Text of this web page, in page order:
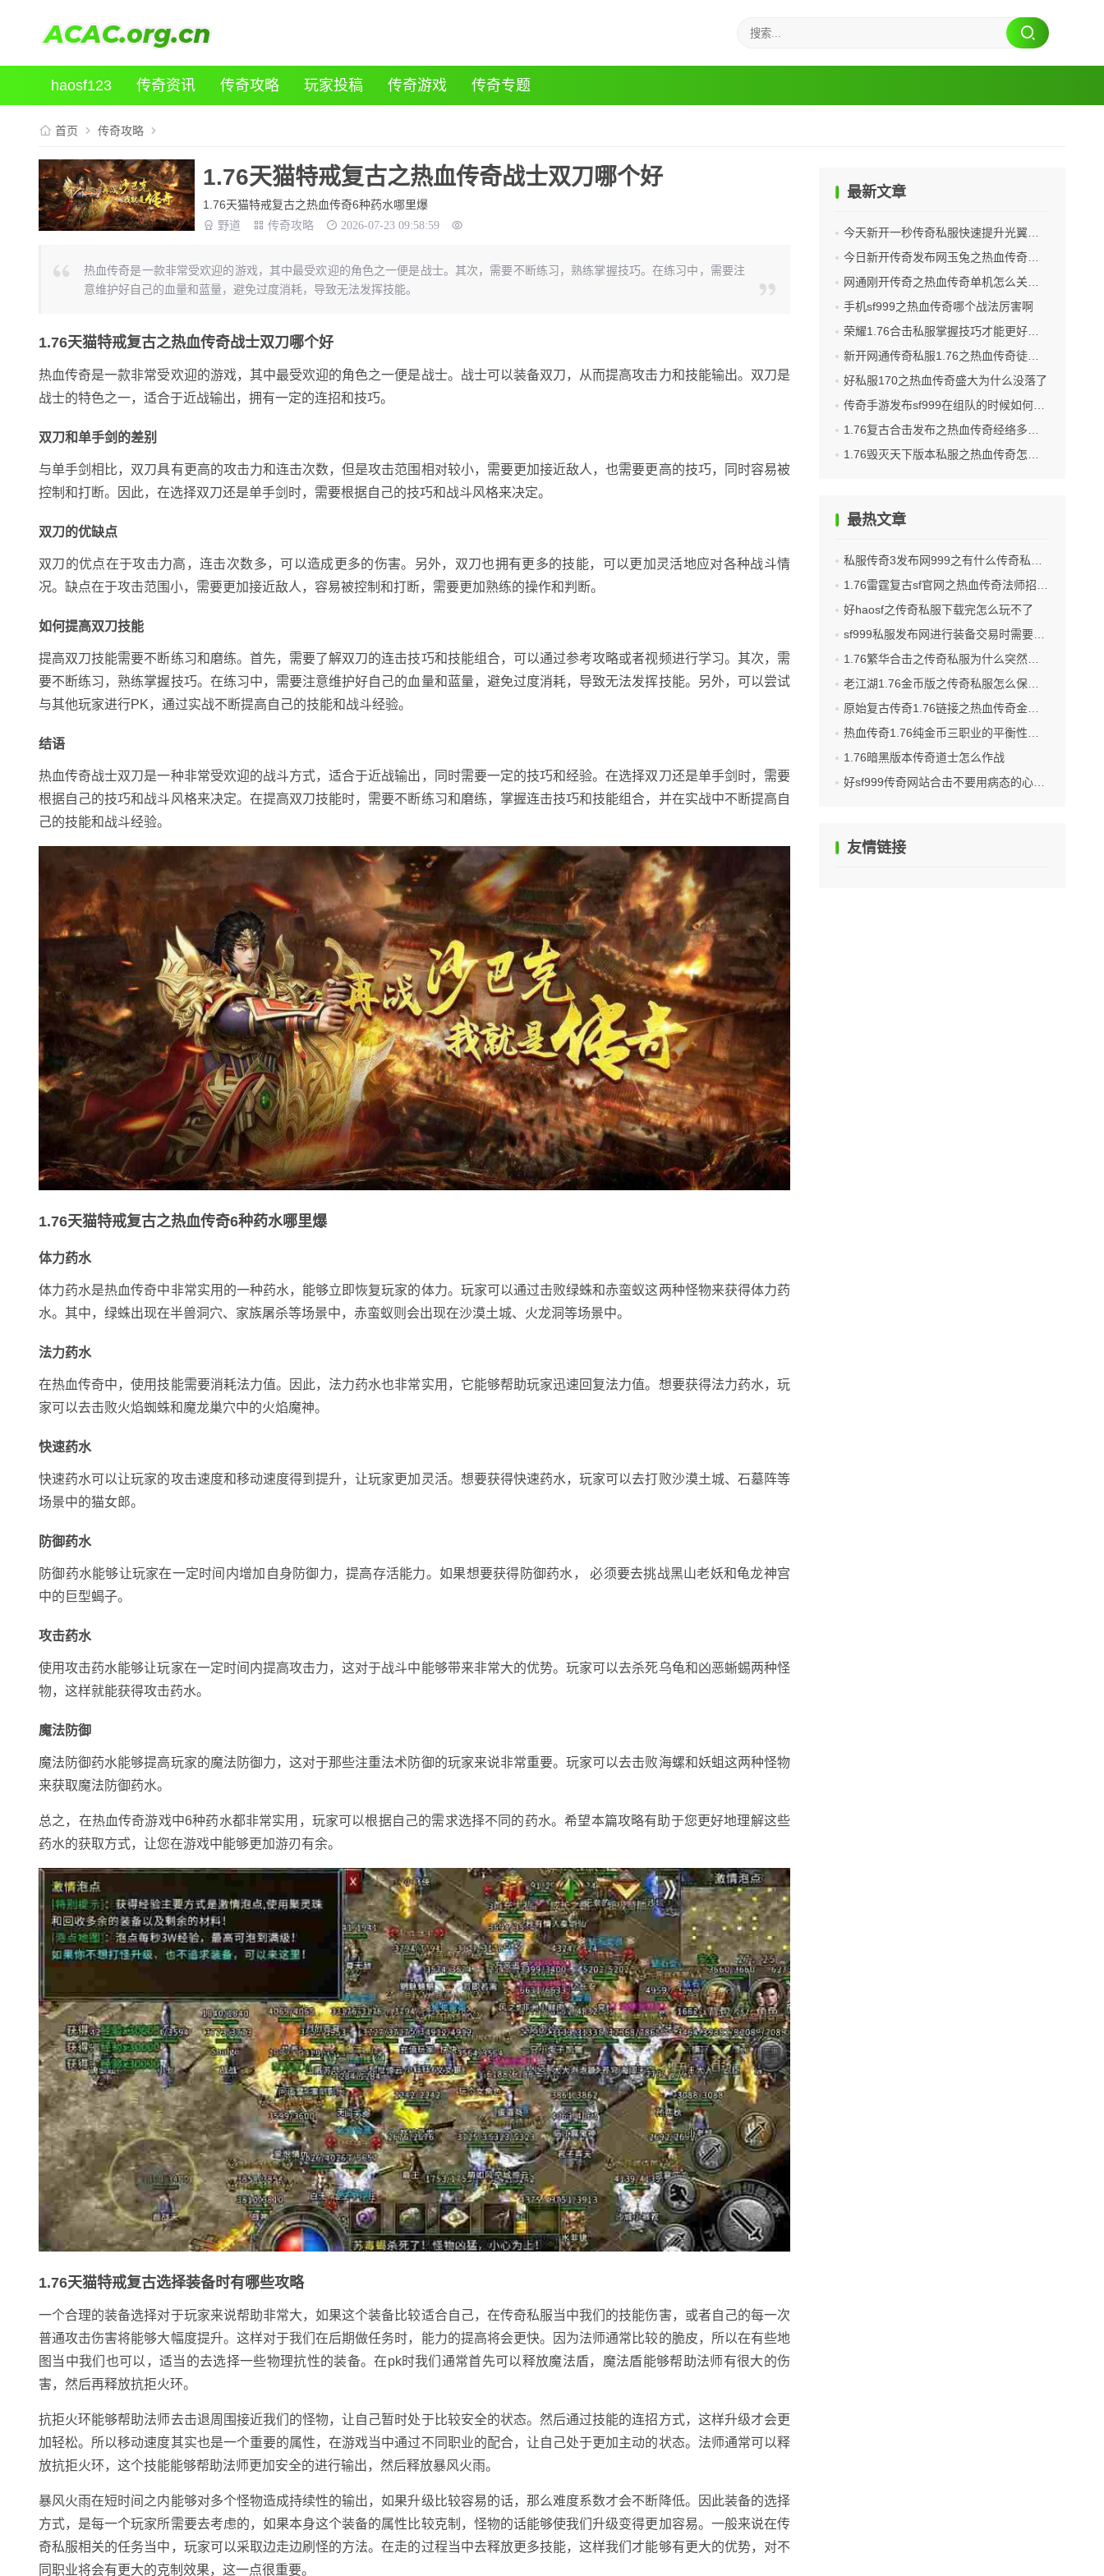
haosf123 传奇资讯 传奇攻略 玩家投稿 传奇游戏 传奇专题
首页 传奇攻略
1.76天猫特戒复古之热血传奇战士双刀哪个好
1.76天猫特戒复古之热血传奇6种药水哪里爆
野道 传奇攻略 2026-07-23 09:58:59
热血传奇是一款非常受欢迎的游戏，其中最受欢迎的角色之一便是战士。其次，需要不断练习，熟练掌握技巧。在练习中，需要注
意维护好自己的血量和蓝量，避免过度消耗，导致无法发挥技能。
1.76天猫特戒复古之热血传奇战士双刀哪个好
热血传奇是一款非常受欢迎的游戏，其中最受欢迎的角色之一便是战士。战士可以装备双刀，从而提高攻击力和技能输出。双刀是
战士的特色之一，适合于近战输出，拥有一定的连招和技巧。
双刀和单手剑的差别
与单手剑相比，双刀具有更高的攻击力和连击次数，但是攻击范围相对较小，需要更加接近敌人，也需要更高的技巧，同时容易被
控制和打断。因此，在选择双刀还是单手剑时，需要根据自己的技巧和战斗风格来决定。
双刀的优缺点
双刀的优点在于攻击力高，连击次数多，可以造成更多的伤害。另外，双刀也拥有更多的技能，可以更加灵活地应对各种战斗情
况。缺点在于攻击范围小，需要更加接近敌人，容易被控制和打断，需要更加熟练的操作和判断。
如何提高双刀技能
提高双刀技能需要不断练习和磨练。首先，需要了解双刀的连击技巧和技能组合，可以通过参考攻略或者视频进行学习。其次，需
要不断练习，熟练掌握技巧。在练习中，需要注意维护好自己的血量和蓝量，避免过度消耗，导致无法发挥技能。另外，可以尝试
与其他玩家进行PK，通过实战不断提高自己的技能和战斗经验。
结语
热血传奇战士双刀是一种非常受欢迎的战斗方式，适合于近战输出，同时需要一定的技巧和经验。在选择双刀还是单手剑时，需要
根据自己的技巧和战斗风格来决定。在提高双刀技能时，需要不断练习和磨练，掌握连击技巧和技能组合，并在实战中不断提高自
己的技能和战斗经验。
1.76天猫特戒复古之热血传奇6种药水哪里爆
体力药水
体力药水是热血传奇中非常实用的一种药水，能够立即恢复玩家的体力。玩家可以通过击败绿蛛和赤蛮蚁这两种怪物来获得体力药
水。其中，绿蛛出现在半兽洞穴、家族屠杀等场景中，赤蛮蚁则会出现在沙漠土城、火龙洞等场景中。
法力药水
在热血传奇中，使用技能需要消耗法力值。因此，法力药水也非常实用，它能够帮助玩家迅速回复法力值。想要获得法力药水，玩
家可以去击败火焰蜘蛛和魔龙巢穴中的火焰魔神。
快速药水
快速药水可以让玩家的攻击速度和移动速度得到提升，让玩家更加灵活。想要获得快速药水，玩家可以去打败沙漠土城、石墓阵等
场景中的猫女郎。
防御药水
防御药水能够让玩家在一定时间内增加自身防御力，提高存活能力。如果想要获得防御药水， 必须要去挑战黑山老妖和龟龙神宫
中的巨型蝎子。
攻击药水
使用攻击药水能够让玩家在一定时间内提高攻击力，这对于战斗中能够带来非常大的优势。玩家可以去杀死乌龟和凶恶蜥蜴两种怪
物，这样就能获得攻击药水。
魔法防御
魔法防御药水能够提高玩家的魔法防御力，这对于那些注重法术防御的玩家来说非常重要。玩家可以去击败海螺和妖蛆这两种怪物
来获取魔法防御药水。
总之，在热血传奇游戏中6种药水都非常实用，玩家可以根据自己的需求选择不同的药水。希望本篇攻略有助于您更好地理解这些
药水的获取方式，让您在游戏中能够更加游刃有余。
1.76天猫特戒复古选择装备时有哪些攻略
一个合理的装备选择对于玩家来说帮助非常大，如果这个装备比较适合自己，在传奇私服当中我们的技能伤害，或者自己的每一次
普通攻击伤害将能够大幅度提升。这样对于我们在后期做任务时，能力的提高将会更快。因为法师通常比较的脆皮，所以在有些地
图当中我们也可以，适当的去选择一些物理抗性的装备。在pk时我们通常首先可以释放魔法盾，魔法盾能够帮助法师有很大的伤
害，然后再释放抗拒火环。
抗拒火环能够帮助法师去击退周围接近我们的怪物，让自己暂时处于比较安全的状态。然后通过技能的连招方式，这样升级才会更
加轻松。所以移动速度其实也是一个重要的属性，在游戏当中通过不同职业的配合，让自己处于更加主动的状态。法师通常可以释
放抗拒火环，这个技能能够帮助法师更加安全的进行输出，然后释放暴风火雨。
暴风火雨在短时间之内能够对多个怪物造成持续性的输出，如果升级比较容易的话，那么难度系数才会不断降低。因此装备的选择
方式，是每一个玩家所需要去考虑的，如果本身这个装备的属性比较克制，怪物的话能够使我们升级变得更加容易。一般来说在传
奇私服相关的任务当中，玩家可以采取边走边刷怪的方法。在走的过程当中去释放更多技能，这样我们才能够有更大的优势，对不
同职业将会有更大的克制效果，这一点很重要。
最新文章
今天新开一秒传奇私服快速提升光翼系统等级的方法
今日新开传奇发布网玉兔之热血传奇为什么充不了值
网通刚开传奇之热血传奇单机怎么关闭假人
手机sf999之热血传奇哪个战法厉害啊
荣耀1.76合击私服掌握技巧才能更好的生存
新开网通传奇私服1.76之热血传奇徒弟有多少师傅
好私服170之热血传奇盛大为什么没落了
传奇手游发布sf999在组队的时候如何选择队友
1.76复古合击发布之热血传奇经络多少级有
1.76毁灭天下版本私服之热血传奇怎么调分辨
最热文章
私服传奇3发布网999之有什么传奇私服网站
1.76雷霆复古sf官网之热血传奇法师招宝宝哪个好
好haosf之传奇私服下载完怎么玩不了
sf999私服发布网进行装备交易时需要注意什么
1.76繁华合击之传奇私服为什么突然上不了
老江湖1.76金币版之传奇私服怎么保存过滤物品
原始复古传奇1.76链接之热血传奇金盒怎么获得
热血传奇1.76纯金币三职业的平衡性问题
1.76暗黑版本传奇道士怎么作战
好sf999传奇网站合击不要用病态的心态来玩游戏
友情链接